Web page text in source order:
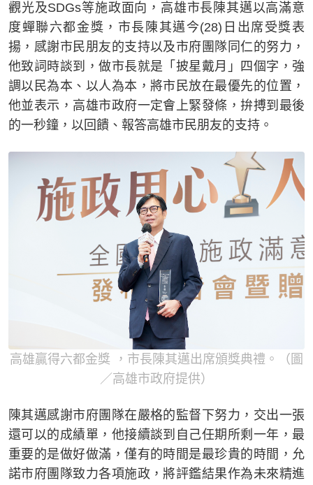
觀光及SDGs等施政面向，高雄市長陳其邁以高滿意
度蟬聯六都金獎，市長陳其邁今(28)日出席受獎表
揚，感謝市民朋友的支持以及市府團隊同仁的努力，
他致詞時談到，做市長就是「披星戴月」四個字，強
調以民為本、以人為本，將市民放在最優先的位置，
他並表示，高雄市政府一定會上緊發條，拚搏到最後
的一秒鐘，以回饋、報答高雄市民朋友的支持。
高雄贏得六都金獎 ，市長陳其邁出席頒獎典禮。（圖
／高雄市政府提供）
陳其邁感謝市府團隊在嚴格的監督下努力，交出一張
還可以的成績單，他接續談到自己任期所剩一年，最
重要的是做好做滿，僅有的時間是最珍貴的時間，允
諾市府團隊致力各項施政，將評鑑結果作為未來精進